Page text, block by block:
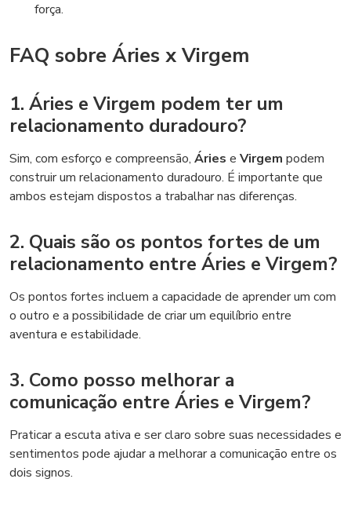
força.
FAQ sobre Áries x Virgem
1. Áries e Virgem podem ter um
relacionamento duradouro?
Sim, com esforço e compreensão, Áries e Virgem podem
construir um relacionamento duradouro. É importante que
ambos estejam dispostos a trabalhar nas diferenças.
2. Quais são os pontos fortes de um
relacionamento entre Áries e Virgem?
Os pontos fortes incluem a capacidade de aprender um com
o outro e a possibilidade de criar um equilíbrio entre
aventura e estabilidade.
3. Como posso melhorar a
comunicação entre Áries e Virgem?
Praticar a escuta ativa e ser claro sobre suas necessidades e
sentimentos pode ajudar a melhorar a comunicação entre os
dois signos.